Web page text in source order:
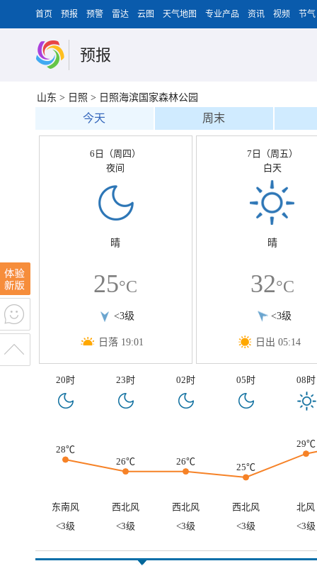
首页 预报 预警 雷达 云图 天气地图 专业产品 资讯 视频 节气
预报
山东 > 日照 > 日照海滨国家森林公园
今天 周末
6日（周四）
夜间
晴
25°C
<3级
日落 19:01
7日（周五）
白天
晴
32°C
<3级
日出 05:14
20时 23时 02时 05时 08时
28℃
26℃
26℃
25℃
29℃
东南风 西北风 西北风 西北风
北风
<3级
<3级 <3级 <3级 <3级